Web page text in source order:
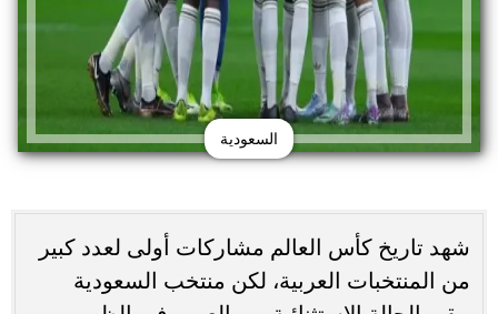
السعودية
شهد تاريخ كأس العالم مشاركات أولى لعدد كبير
من المنتخبات العربية، لكن منتخب السعودية